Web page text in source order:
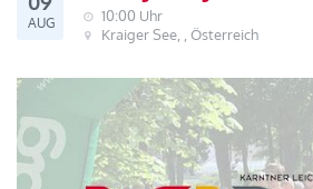
AUG
10:00 Uhr
Kraiger See, , Österreich